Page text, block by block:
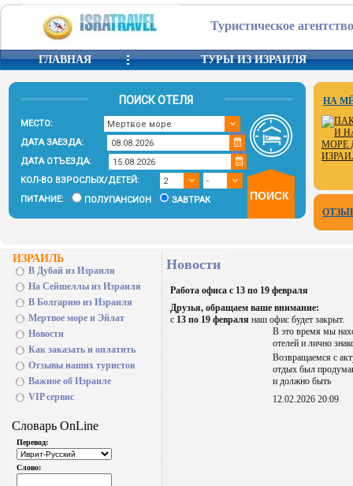
Туристическое
ГЛАВНАЯ ТУРЫ ИЗ ИЗРАИЛЯ
ПОИСК ОТЕЛЯ
МЕСТО:
ДАТА ЗАЕЗДА:
ДАТА ОТЪЕЗДА:
КОЛ-ВО ВЗРОСЛЫХ/ДЕТЕЙ:
ПИТАНИЕ:
ПОЛУПАНСИОН ЗАВТРАК
НА
ИЗРАИЛЬ
В Дубай из Израиля
На Сейшеллы из Израиля
В Болгарию из Израиля
Мертвое море и Эйлат
Новости
Как заказать и оплатить
Отзывы наших туристов
Важное об Израиле
VIP сервис
Новости
Работа офиса с 13 по 19 февраля
Друзья, обращаем ваше внимание:
с 13 по 19 февраля наш офис будет закрыт.
В это время мы
отелей и лично
Возвращаемся с
отдых был
и должно быть
12.02.2026 20:09